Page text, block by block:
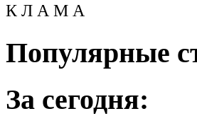
К Л А М А
Популярные
За сегодня: